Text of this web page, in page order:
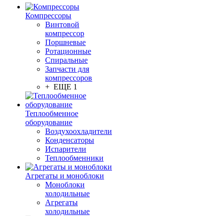
Компрессоры
Винтовой
компрессор
Поршневые
Ротационные
Спиральные
Запчасти для
компрессоров
+ ЕЩЕ 1
Теплообменное
оборудование
Воздухоохладители
Конденсаторы
Испарители
Теплообменники
Агрегаты и моноблоки
Моноблоки
холодильные
Агрегаты
холодильные